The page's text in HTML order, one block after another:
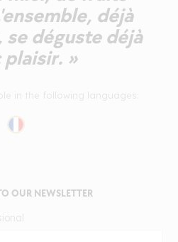
déjà
se déguste déjà
plaisir. »
OUR NEWSLETTER